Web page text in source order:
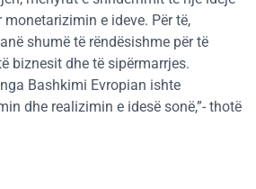
monetarizimin e ideve. Për të,
shumë të rëndësishme për të
biznesit dhe të sipërmarrjes.
Bashkimi Evropian ishte
dhe realizimin e idesë sonë,”- thotë